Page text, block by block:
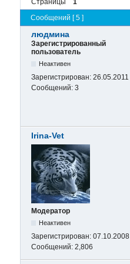
Сообщений [ 5 ]
людмина
Зарегистрированный
пользователь
Неактивен
Зарегистрирован: 26.05.2011
Сообщений: 3
Irina-Vet
Модератор
Неактивен
Зарегистрирован: 07.10.2008
Сообщений: 2,806